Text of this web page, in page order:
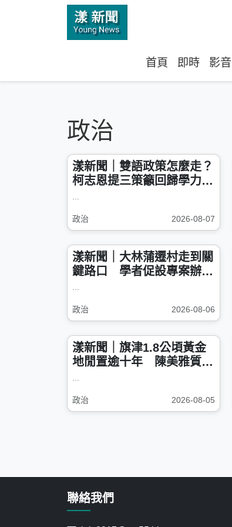
首頁 即時 影音
政治
漾新聞｜雙語政策怎麼走？
柯志恩提三策籲回歸學力與
政治 2026-08-07
漾新聞｜大林蒲遷村走到關
鍵路口 學者促設專案辦公
政治 2026-08-06
漾新聞｜旗津1.8公頃黃金
地閒置逾十年 陳美雅質疑
政治 2026-08-05
聯絡我們